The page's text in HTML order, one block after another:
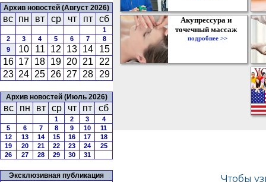
Архив новостей (Август 2026)
вс пн вт ср чт пт сб
1
2
3 4 5 6 7
8
9
10 11 12 13 14
15
16 17 18 19 20 21
22
23 24 25 26 27 28 29
Архив новостей (Июль 2026)
вс пн вт ср чт пт сб
1 2 3
4
5
6 7 8 9 10
11
12
13 14 15 16 17
18
19
20 21 22 23 24
25
26
27 28 29 30 31
Эксклюзивная публикация
Акупрессура и
точечный массаж
подробнее >>